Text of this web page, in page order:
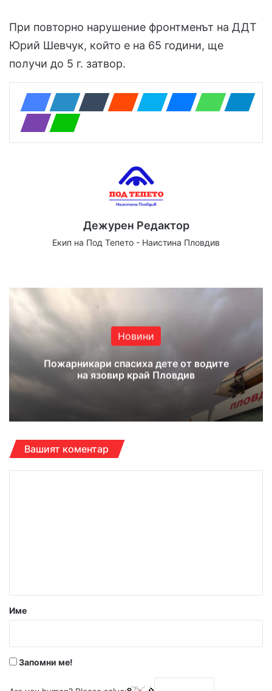
При повторно нарушение фронтменът на ДДТ
Юрий Шевчук, който е на 65 години, ще
получи до 5 г. затвор.
Дежурен Редактор
Екип на Под Тепето - Наистина Пловдив
te bo
ub ra
Новини
Пожарникари спасиха дете от водите
на язовир край Пловдив
Вашият коментар
р
Име
Запомни ме!